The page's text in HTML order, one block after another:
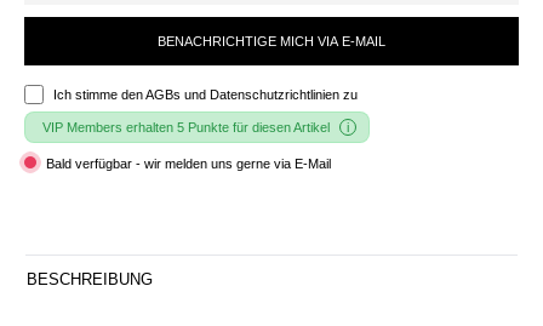
BENACHRICHTIGE MICH VIA E-MAIL
Ich stimme denAGBs und Datenschutzrichtlinien zu
VIP Members erhalten 5 Punkte für diesen Artikel
Bald verfügbar - wir melden uns gerne via E-Mail
BESCHREIBUNG